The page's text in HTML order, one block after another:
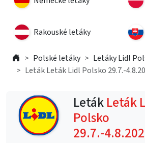
Rakouské letáky
Polské letáky
Letáky Lidl
Leták Leták Lidl Polsko 29.7.-
LetákLeták
Polsko
29.7.-